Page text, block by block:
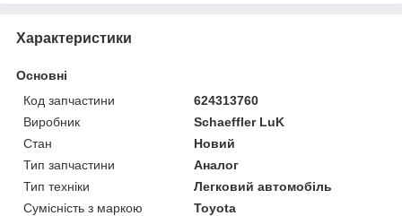
Характеристики
Основні
Код запчастини
624313760
Виробник
Schaeffler LuK
Стан
Новий
Тип запчастини
Аналог
Тип техніки
Легковий автомобіль
Сумісність з маркою
Toyota